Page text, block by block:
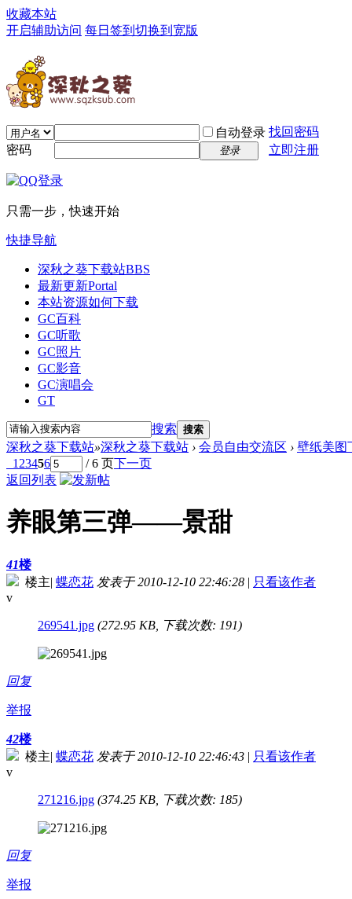
收藏本站
开启辅助访问 每日签到 切换到宽版
自动登录 找回密码
密码
登录 立即注册
只需一步，快速开始
快捷导航
深秋之葵下载站BBS
最新更新Portal
本站资源如何下载
GC百科
GC听歌
GC照片
GC影音
GC演唱会
GT
搜索 搜索
深秋之葵下载站»深秋之葵下载站 › 会员自由交流区 › 壁纸美图
1 23456 / 6 页下一页
返回列表
养眼第三弹——景甜
41楼
楼主| 蝶恋花 发表于 2010-12-10 22:46:28 | 只看该作者
v
269541.jpg (272.95 KB, 下载次数: 191)
回复
举报
42楼
楼主| 蝶恋花 发表于 2010-12-10 22:46:43 | 只看该作者
v
271216.jpg (374.25 KB, 下载次数: 185)
回复
举报